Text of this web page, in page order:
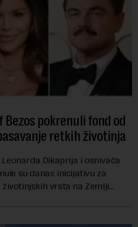
Bezos pokrenuli fond od
retkih životinja
Dikaprija i osnivača
su danas inicijativu za
vrsta na Zemlji